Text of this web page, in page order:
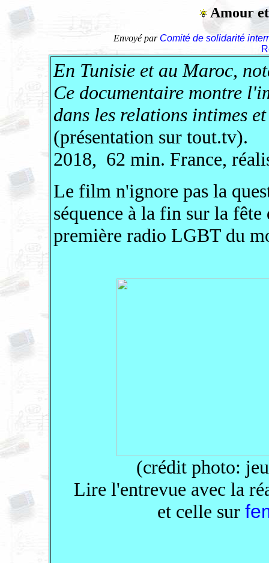
Amour
Envoyé par Comité de solidarité
En Tunisie et au Maroc,
Ce documentaire montre
dans les relations intimes
(présentation sur tout.tv).
2018, 62 min. France,
Le film n'ignore pas la
séquence à la fin sur la
première radio LGBT du
(crédit photo:
Lire l'entrevue avec la
et celle sur